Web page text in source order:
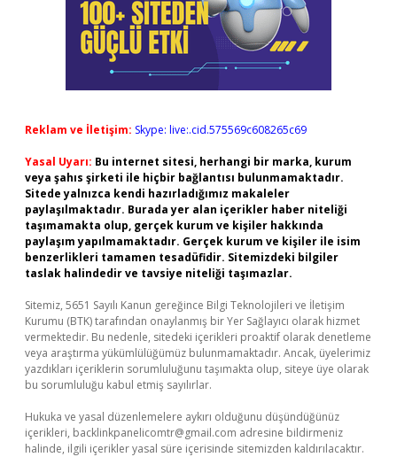
Reklam ve İletişim: Skype: live:.cid.575569c608265c69
Yasal Uyarı: Bu internet sitesi, herhangi bir marka, kurum
veya şahıs şirketi ile hiçbir bağlantısı bulunmamaktadır.
Sitede yalnızca kendi hazırladığımız makaleler
paylaşılmaktadır. Burada yer alan içerikler haber niteliği
taşımamakta olup, gerçek kurum ve kişiler hakkında
paylaşım yapılmamaktadır. Gerçek kurum ve kişiler ile isim
benzerlikleri tamamen tesadüfidir. Sitemizdeki bilgiler
taslak halindedir ve tavsiye niteliği taşımazlar.
Sitemiz, 5651 Sayılı Kanun gereğince Bilgi Teknolojileri ve İletişim
Kurumu (BTK) tarafından onaylanmış bir Yer Sağlayıcı olarak hizmet
vermektedir. Bu nedenle, sitedeki içerikleri proaktif olarak denetleme
veya araştırma yükümlülüğümüz bulunmamaktadır. Ancak, üyelerimiz
yazdıkları içeriklerin sorumluluğunu taşımakta olup, siteye üye olarak
bu sorumluluğu kabul etmiş sayılırlar.
Hukuka ve yasal düzenlemelere aykırı olduğunu düşündüğünüz
içerikleri, backlinkpanelicomtr@gmail.com adresine bildirmeniz
halinde, ilgili içerikler yasal süre içerisinde sitemizden kaldırılacaktır.